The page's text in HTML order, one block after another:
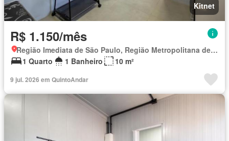
Kitnet
R$ 1.150/mês
Região Imediata de São Paulo, Região Metropolitana de São Paulo
1 Quarto
1 Banheiro 10 m²
9 jul. 2026 em QuintoAndar